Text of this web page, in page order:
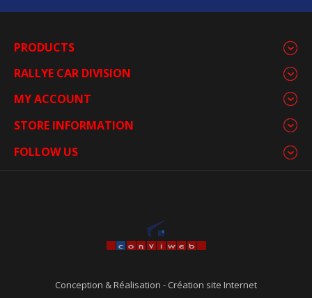
PRODUCTS
RALLYE CAR DIVISION
MY ACCOUNT
STORE INFORMATION
FOLLOW US
Conception & Réalisation - Création site Internet